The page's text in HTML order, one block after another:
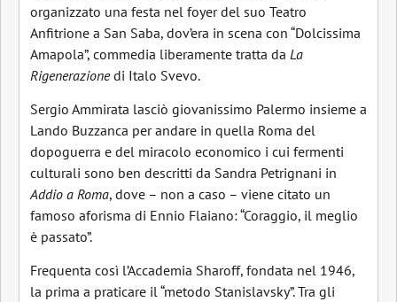
organizzato una festa nel foyer del suo Teatro
Anfitrione a San Saba, dov’era in scena con “Dolcissima
Amapola”, commedia liberamente tratta da La
Rigenerazionedi Italo Svevo.
Sergio Ammirata lasciò giovanissimo Palermo insieme a
Lando Buzzanca per andare in quella Roma del
dopoguerra e del miracolo economico i cui fermenti
culturali sono ben descritti da Sandra Petrignani in
Addio a Roma, dove – non a caso – viene citato un
famoso aforisma di Ennio Flaiano: “Coraggio, il meglio
è passato”.
Frequenta così l’Accademia Sharoff, fondata nel 1946,
la prima a praticare il “metodo Stanislavsky”. Tra gli